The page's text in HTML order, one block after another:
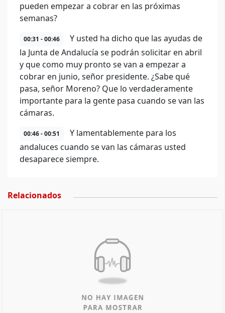
pueden empezar a cobrar en las próximas
semanas?
00:31 - 00:46
Y usted ha dicho que las ayudas de
la Junta de Andalucía se podrán solicitar en abril
y que como muy pronto se van a empezar a
cobrar en junio, señor presidente. ¿Sabe qué
pasa, señor Moreno? Que lo verdaderamente
importante para la gente pasa cuando se van las
cámaras.
00:46 - 00:51
Y lamentablemente para los
andaluces cuando se van las cámaras usted
desaparece siempre.
Relacionados